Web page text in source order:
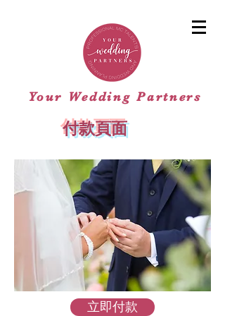
Your Wedding Partners
付款頁面
立即付款